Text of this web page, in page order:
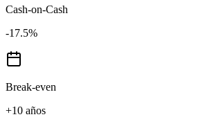
Cash-on-Cash
-17.5%
Break-even
+10 años